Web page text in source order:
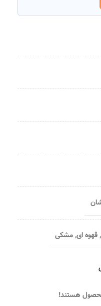
,قهوه ای,مشکی
هستند!